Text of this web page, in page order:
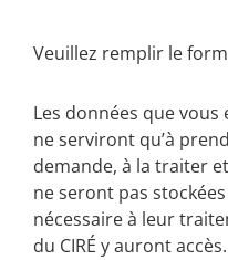
Veuillez remplir le
Les données que
ne serviront qu’à
demande, à la traiter
ne seront pas
nécessaire à leur
du CIRÉ y auront accès.